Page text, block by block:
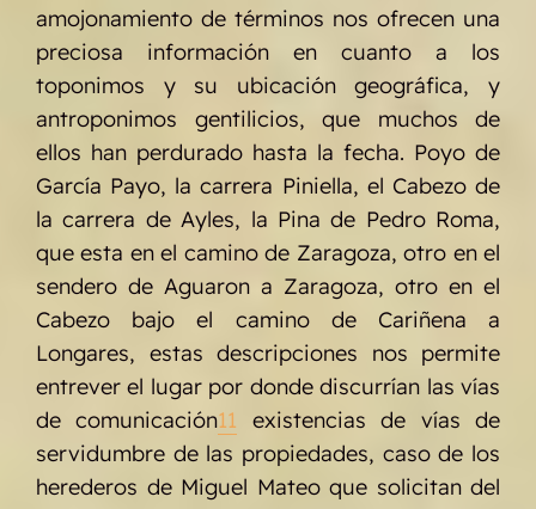
amojonamiento de términos nos ofrecen una
preciosa información en cuanto a los
toponimos y su ubicación geográfica, y
antroponimos gentilicios, que muchos de
ellos han perdurado hasta la fecha. Poyo de
García Payo, la carrera Piniella, el Cabezo de
la carrera de Ayles, la Pina de Pedro Roma,
que esta en el camino de Zaragoza, otro en el
sendero de Aguaron a Zaragoza, otro en el
Cabezo bajo el camino de Cariñena a
Longares, estas descripciones nos permite
entrever el lugar por donde discurrían las vías
de comunicación11 existencias de vías de
servidumbre de las propiedades, caso de los
herederos de Miguel Mateo que solicitan del